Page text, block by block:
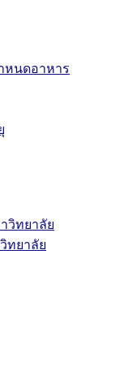
หนดอาหาร
วิทยาลัย
ทยาลัย